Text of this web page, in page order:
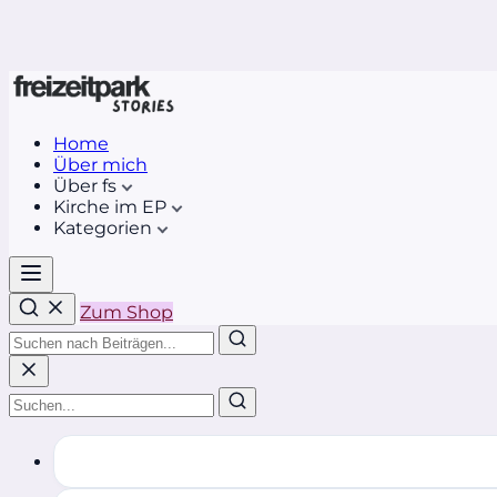
Home
Über mich
Über fs
Kirche im EP
Kategorien
Zum Shop